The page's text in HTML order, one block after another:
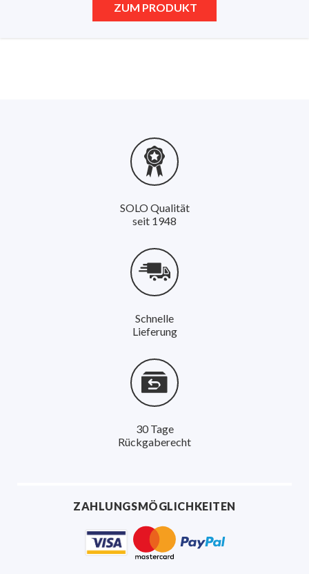
ZUM PRODUKT
SOLO Qualität
seit 1948
Schnelle
Lieferung
30 Tage
Rückgaberecht
ZAHLUNGSMÖGLICHKEITEN